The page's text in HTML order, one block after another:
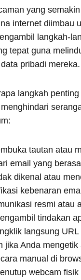
yang
internet diimbau
langkah-
tepat guna
pribadi mereka.
langkah
tautan atau
email yang
dikenal atau
kebenaran
resmi atau
tindakan
langsung
jika Anda
manual di
webcam fisik